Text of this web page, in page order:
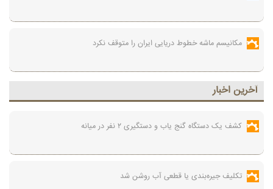
مکانیسم ماشه خطوط دریایی ایران را متوقف نکرد
آخرين اخبار
کشف یک دستگاه گنج‌ یاب و دستگیری ۲ نفر در میانه
تکلیف جیره‌بندی یا قطعی آب روشن شد